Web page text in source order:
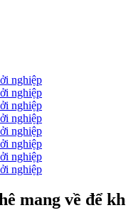
mang về để